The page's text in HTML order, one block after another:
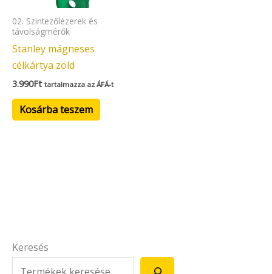
Keresés
02. Szintezőlézerek és
távolságmérők
Stanley mágneses
célkártya zöld
3.990Ft tartalmazza az ÁFÁ-t
Kosárba teszem